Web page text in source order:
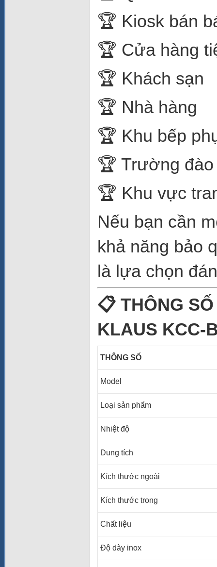
🏆 Kiosk bán
🏆 Cửa hàng
🏆 Khách sạn
🏆 Nhà hàng
🏆 Khu bếp
🏆 Trường
🏆 Khu vực
Nếu bạn cần
khả năng bảo
là lựa chọn
📋 THÔNG
KLAUS KCC-
THÔNG SỐ
Model
Loại sản phẩm
Nhiệt độ
Dung tích
Kích thước ngoài
Kích thước trong
Chất liệu
Độ dày inox